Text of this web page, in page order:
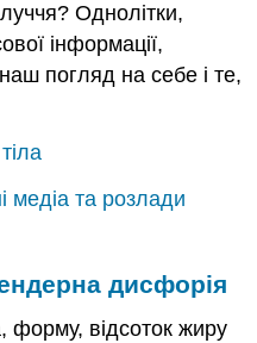
Однолітки,
інформації,
погляд на себе і те,
медіа та розлади
дисфорія
форму, відсоток жиру